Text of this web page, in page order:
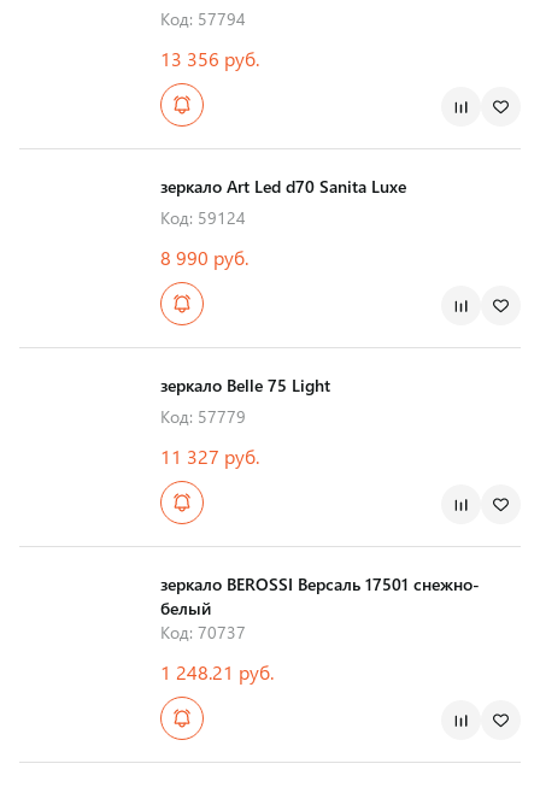
Код: 57794
13 356 руб.
зеркало Art Led d70 Sanita Luxe
Код: 59124
8 990 руб.
зеркало Belle 75 Light
Код: 57779
11 327 руб.
зеркало BEROSSI Версаль 17501 снежно-
белый
Код: 70737
1 248.21 руб.